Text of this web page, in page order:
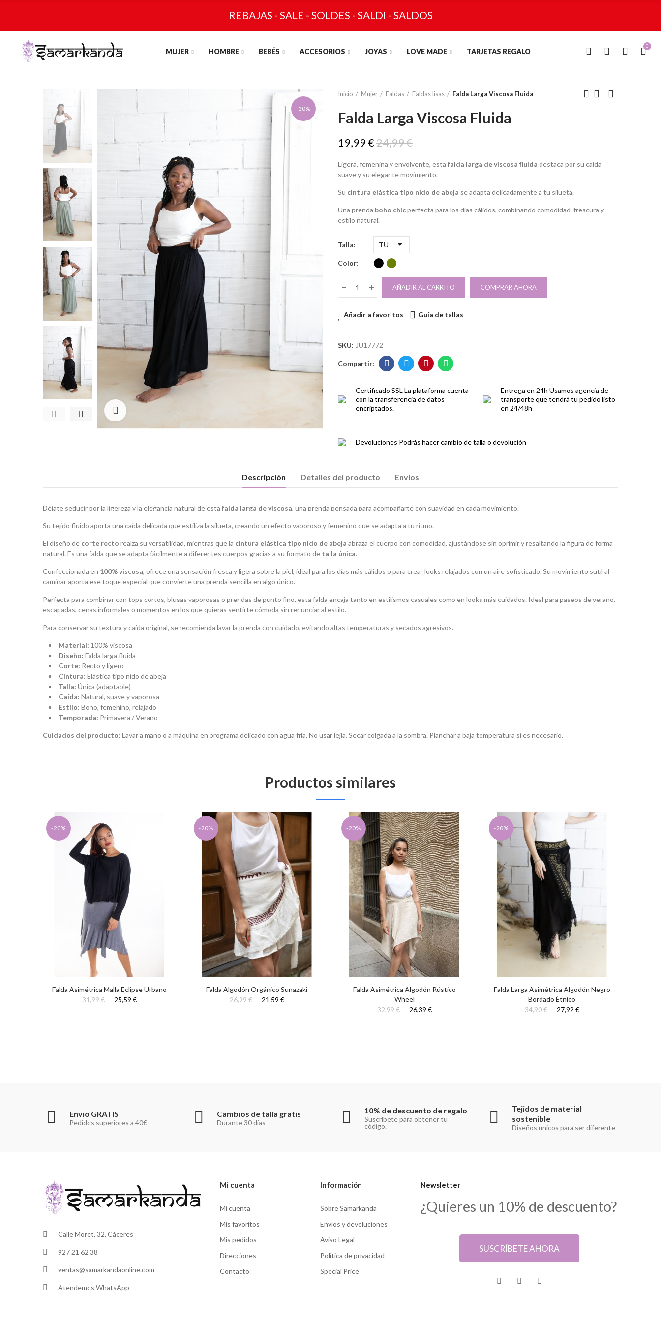
REBAJAS - SALE - SOLDES - SALDI - SALDOS
MUJER HOMBRE BEBÉS ACCESORIOS JOYAS LOVE MADE TARJETAS REGALO
0
-20%
Inicio Mujer Faldas Faldas lisas Falda Larga Viscosa Fluida
Falda Larga Viscosa Fluida
19,99 €24,99 €
Ligera, femenina y envolvente, esta falda larga de viscosa fluida destaca por su caída
suave y su elegante movimiento.
Su cintura elástica tipo nido de abeja se adapta delicadamente a tu silueta.
Una prenda boho chicperfecta para los días cálidos, combinando comodidad, frescura y
estilo natural.
Talla
Color
AÑADIR AL CARRITO COMPRAR AHORA
Añadir a favoritos Guía de tallas
SKU: JU17772
Certificado SSL La plataforma cuenta
con la transferencia de datos
encriptados.
Entrega en 24h Usamos agencia de
transporte que tendrá tu pedido listo
en 24/48h
Devoluciones Podrás hacer cambio de talla o devolución
Descripción Detalles del producto Envíos
Déjate seducir por la ligereza y la elegancia natural de esta falda larga de viscosa, una prenda pensada para acompañarte con suavidad en cada movimiento.
Su tejido fluido aporta una caída delicada que estiliza la silueta, creando un efecto vaporoso y femenino que se adapta a tu ritmo.
El diseño de corte recto realza su versatilidad, mientras que la cintura elástica tipo nido de abeja abraza el cuerpo con comodidad, ajustándose sin oprimir y resaltando la figura de forma
natural. Es una falda que se adapta fácilmente a diferentes cuerpos gracias a su formato de talla única.
Confeccionada en 100% viscosa, ofrece una sensación fresca y ligera sobre la piel, ideal para los días más cálidos o para crear looks relajados con un aire sofisticado. Su movimiento sutil al
caminar aporta ese toque especial que convierte una prenda sencilla en algo único.
Perfecta para combinar con tops cortos, blusas vaporosas o prendas de punto fino, esta falda encaja tanto en estilismos casuales como en looks más cuidados. Ideal para paseos de verano,
escapadas, cenas informales o momentos en los que quieras sentirte cómoda sin renunciar al estilo.
Para conservar su textura y caída original, se recomienda lavar la prenda con cuidado, evitando altas temperaturas y secados agresivos.
Material: 100% viscosa
Diseño: Falda larga fluida
Corte: Recto y ligero
Cintura: Elástica tipo nido de abeja
Talla: Única (adaptable)
Caída: Natural, suave y vaporosa
Estilo: Boho, femenino, relajado
Temporada: Primavera / Verano
Cuidados del producto: Lavar a mano o a máquina en programa delicado con agua fría. No usar lejía. Secar colgada a la sombra. Planchar a baja temperatura si es necesario.
Productos similares
-20%
Falda Asimétrica Malla Eclipse Urbano
31,99 €
25,59 €
-20%
Falda Algodón Orgánico Sunazaki
26,99 €
21,59 €
-20%
Falda Asimétrica Algodón Rústico
Wheel
32,99 €
26,39 €
-20%
Falda Larga Asimétrica Algodón Negro
Bordado Étnico
34,90 €
27,92 €
Envío GRATIS
Pedidos superiores a 40€
Cambios de talla gratis
Durante 30 días
10% de descuento de regalo
Suscríbete para obtener tu
código.
Tejidos de material
sostenible
Diseños únicos para ser diferente
Calle Moret, 32, Cáceres
927 21 62 38
ventas@samarkandaonline.com
Atendemos WhatsApp
Mi cuenta
Mi cuenta
Mis favoritos
Mis pedidos
Direcciones
Contacto
Información
Sobre Samarkanda
Envíos y devoluciones
Aviso Legal
Política de privacidad
Special Price
Newsletter
¿Quieres un 10% de descuento?
SUSCRÍBETE AHORA